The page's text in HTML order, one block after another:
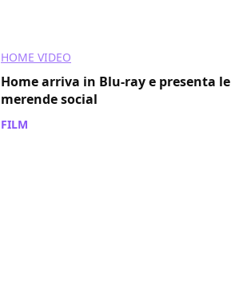
HOME VIDEO
Home arriva in Blu-ray e presenta le
merende social
FILM